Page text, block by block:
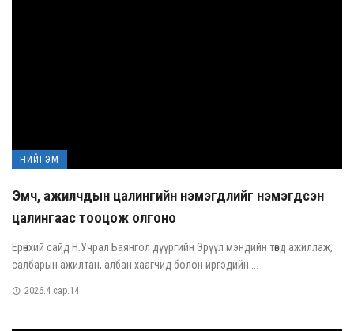
НИЙГЭМ
Эмч, ажилчдын цалингийн нэмэгдлийг нэмэгдсэн
цалингаас тооцож олгоно
Ерөнхий сайд Н.Учрал Баянгол дүүргийн Эрүүл мэндийн төвд ажиллаж,
салбарын ажилтан, албан хаагчид болон иргэдийн ...
2026.4 сар.14